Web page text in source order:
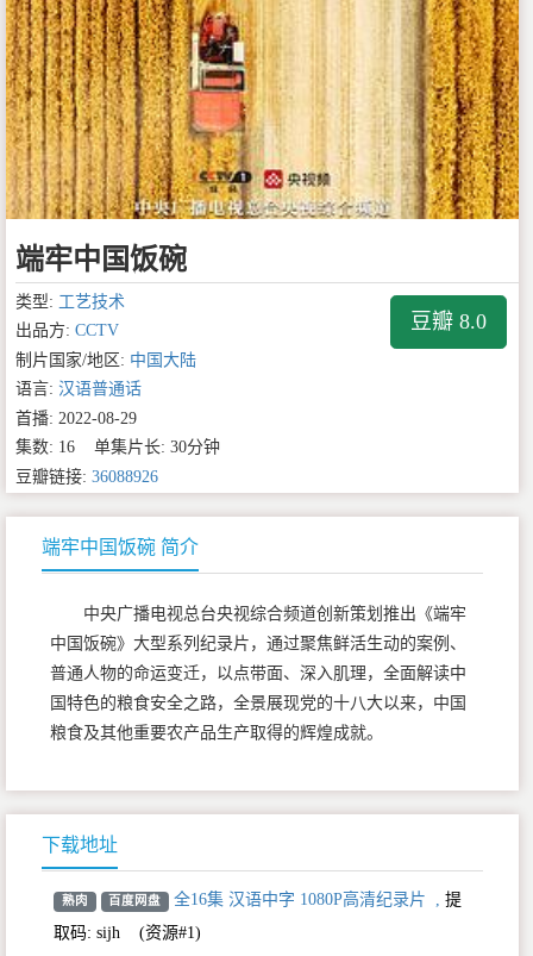
端牢中国饭碗
豆瓣 8.0
类型: 工艺技术
出品方: CCTV
制片国家/地区: 中国大陆
语言: 汉语普通话
首播: 2022-08-29
集数: 16 单集片长: 30分钟
豆瓣链接: 36088926
端牢中国饭碗 简介
中央广播电视总台央视综合频道创新策划推出《端牢
中国饭碗》大型系列纪录片，通过聚焦鲜活生动的案例、
普通人物的命运变迁，以点带面、深入肌理，全面解读中
国特色的粮食安全之路，全景展现党的十八大以来，中国
粮食及其他重要农产品生产取得的辉煌成就。
下载地址
熟肉 百度网盘 全16集 汉语中字 1080P高清纪录片 , 提
取码: sijh (资源#1)